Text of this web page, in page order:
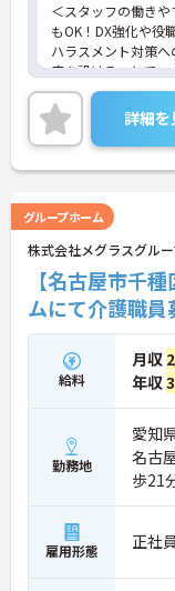
＜スタッフの働き
もOK！DX強化や役
ハラスメント対策
度を設けることで
くりに取り組まれて
＜ライフスタイルに
シフト常勤、日勤
な働き方が設定さ
＜チームで連携し
野は互いで補い合
連携を取りながら日
ご興味のある方に
詳細をお話ししま
詳細を
グループホーム
株式会社メグラスグル
【名古屋市千
ムにて介護職員
給料
月収
年収
勤務地
愛知
名古
歩21
雇用形態 正社